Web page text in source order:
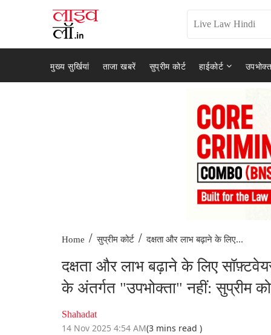
मुख्य सुर्खियां ताजा खबरें सुप्रीम कोर्ट हाईकोर्ट
Home / सुप्रीम कोर्ट / दक्षता और लाभ बढ़ाने के लिए...
दक्षता और लाभ बढ़ाने के लिए
के अंतर्गत "उपभोक्ता" नहीं: सुप्रीम
Shahadat
14 Nov 2025 4:54 AM(3 mins read )